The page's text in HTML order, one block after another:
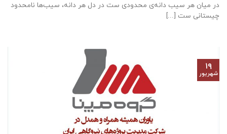
در میان هر سیب دانه‌ی محدودی ست در دل هر دانه، سیب‌ها نامحدود
چیستانی ست [...]
۱۹
شهریور